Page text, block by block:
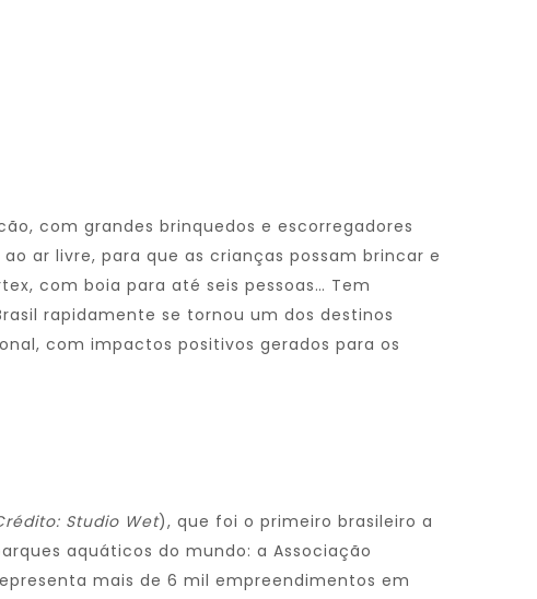
com grandes brinquedos e escorregadores
ar livre, para que as crianças possam brincar e
com boia para até seis pessoas… Tem
rapidamente se tornou um dos destinos
com impactos positivos gerados para os
Studio Wet), que foi o primeiro brasileiro a
aquáticos do mundo: a Associação
mais de 6 mil empreendimentos em